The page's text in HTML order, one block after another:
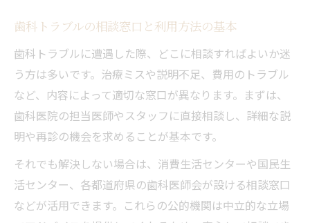
歯科トラブルの相談窓口と利用方法の基本
歯科トラブルに遭遇した際、どこに相談すればよいか迷
う方は多いです。治療ミスや説明不足、費用のトラブル
など、内容によって適切な窓口が異なります。まずは、
歯科医院の担当医師やスタッフに直接相談し、詳細な説
明や再診の機会を求めることが基本です。
それでも解決しない場合は、消費生活センターや国民生
活センター、各都道府県の歯科医師会が設ける相談窓口
などが活用できます。これらの公的機関は中立的な立場